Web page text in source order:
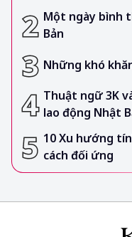
Một ngày bình
Bản
Những khó
Thuật ngữ 3K
lao động Nhật
10 Xu hướng
cách đối ứng